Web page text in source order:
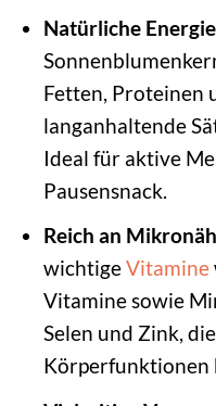
Natürliche
Fetten, Proteinen
langanhaltende
Ideal für aktive
Pausensnack.
Reich an
wichtigeVitamine
Vitamine sowie
Selen und Zink,
Körperfunktionen